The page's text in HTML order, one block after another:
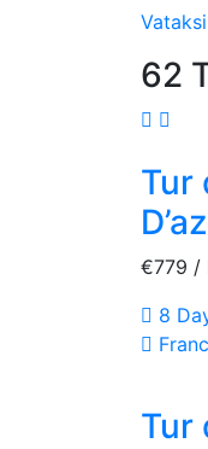
62
Tur
€779 /
8
Tur